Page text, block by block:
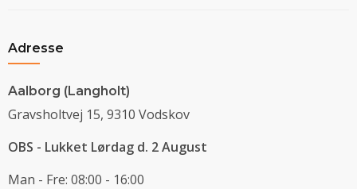
Adresse
Aalborg (Langholt)
Gravsholtvej 15, 9310 Vodskov
OBS - Lukket Lørdag d. 2 August
Man - Fre: 08:00 - 16:00